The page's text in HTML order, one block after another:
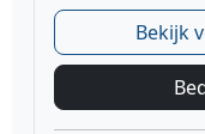
Bekijk